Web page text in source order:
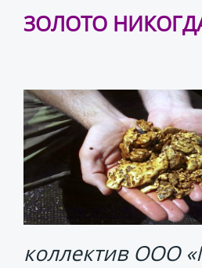
ЗОЛОТО
коллектив ООО